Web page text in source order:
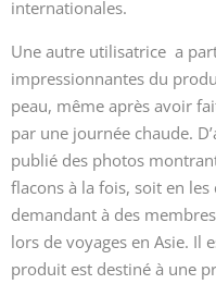
internationales.
Une autre utilisatrice a
impressionnantes du
peau, même après avoir
par une journée chaude.
publié des photos
flacons à la fois, soit en
demandant à des
lors de voyages en Asie. Il
produit est destiné à une